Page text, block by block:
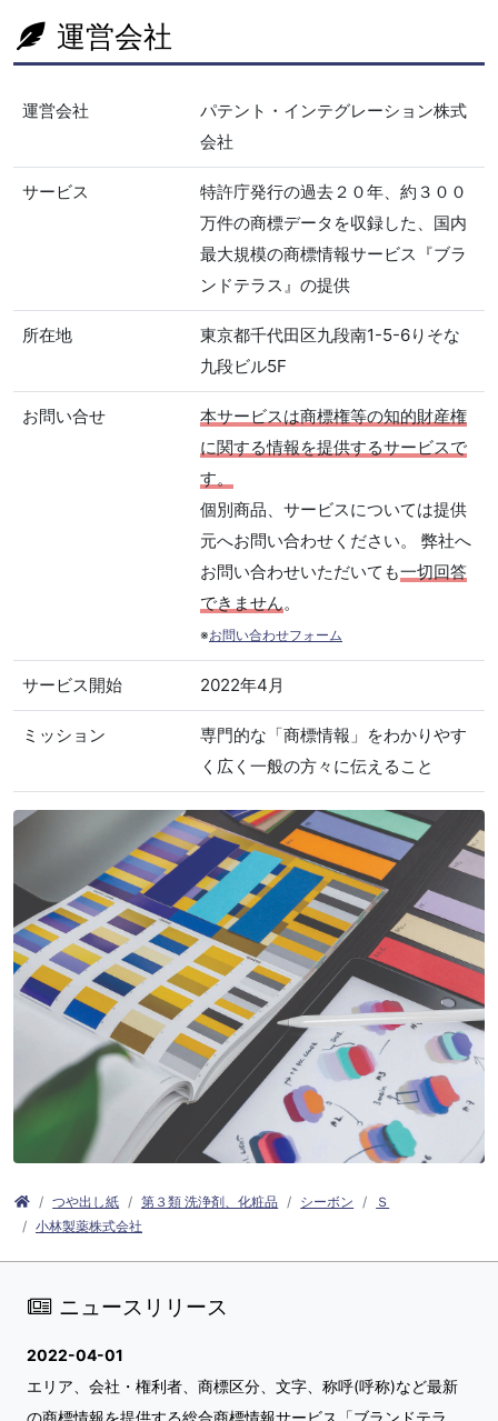
運営会社
運営会社
パテント・インテグレーション株式
会社
サービス
特許庁発行の過去２０年、約３００
万件の商標データを収録した、国内
最大規模の商標情報サービス『ブラ
ンドテラス』の提供
所在地
東京都千代田区九段南1-5-6りそな
九段ビル5F
お問い合せ
本サービスは商標権等の知的財産権
に関する情報を提供するサービスで
す。
個別商品、サービスについては提供
元へお問い合わせください。 弊社へ
お問い合わせいただいても一切回答
できません。
※お問い合わせフォーム
サービス開始 2022年4月
ミッション
専門的な「商標情報」をわかりやす
く広く一般の方々に伝えること
つや出し紙 第３類 洗浄剤、化粧品 シーボン
Ｓ
小林製薬株式会社
ニュースリリース
2022-04-01
エリア、会社・権利者、商標区分、文字、称呼(呼称)など最新
の商標情報を提供する総合商標情報サービス「ブランドテラ